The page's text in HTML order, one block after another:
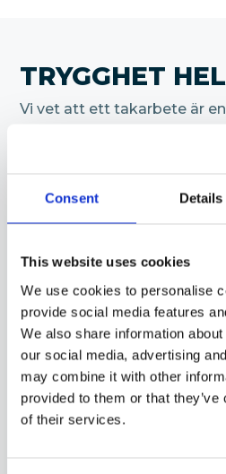
Consent Details
This website uses cookies
We use cookies to personalise
provide social media features
We also share information
our social media, advertising
may combine it with other
provided to them or that
of their services.
TRYGGHET
Vi vet att ett takarbete är
kommunikation, kvalitet
✔ Gratis takkontroll​
✔ Vi arbetar över hela Skåne​